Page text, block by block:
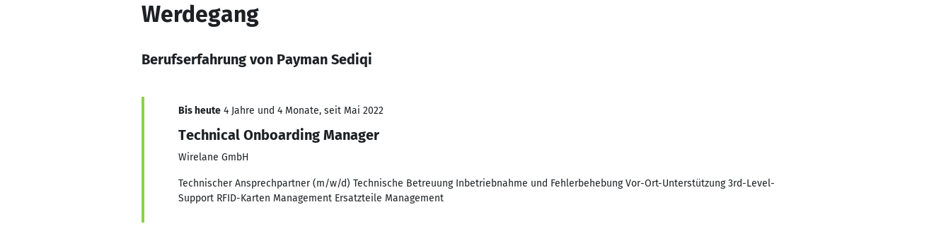
Werdegang
Berufserfahrung von Payman Sediqi
Bis heute 4 Jahre und 4 Monate, seit Mai 2022
Technical Onboarding Manager
Wirelane GmbH
Technischer Ansprechpartner (m/w/d) Technische Betreuung Inbetriebnahme und Fehlerbehebung Vor-Ort-Unterstützung 3rd-Level-
Support RFID-Karten Management Ersatzteile Management